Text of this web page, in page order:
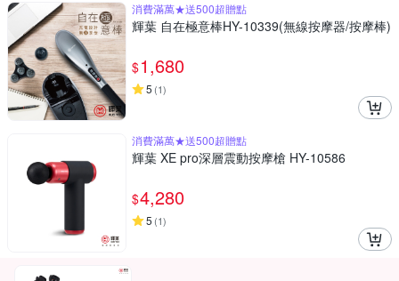
消費滿萬★送500超贈點
輝葉 自在極意棒HY-10339(無線按摩器/按摩棒)
$1,680
5 (1)
消費滿萬★送500超贈點
輝葉 XE pro深層震動按摩槍 HY-10586
$4,280
5 (1)